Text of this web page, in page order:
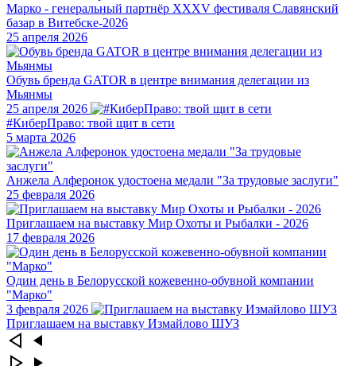
Марко - генеральный партнёр XXXV фестиваля Славянский
базар в Витебске-2026
25 апреля 2026
Обувь бренда GATOR в центре внимания делегации из
Мьянмы
25 апреля 2026
#КиберПраво: твой щит в сети
5 марта 2026
Анжела Алферонок удостоена медали "За трудовые заслуги"
25 февраля 2026
Приглашаем на выставку Мир Охоты и Рыбалки - 2026
17 февраля 2026
Один день в Белорусской кожевенно-обувной компании
"Марко"
3 февраля 2026
Приглашаем на выставку Измайлово ШУЗ